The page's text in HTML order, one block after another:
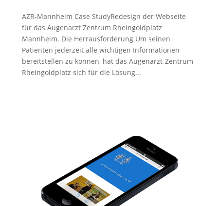
AZR-Mannheim Case StudyRedesign der Webseite
für das Augenarzt Zentrum Rheingoldplatz
Mannheim. Die Herrausforderung Um seinen
Patienten jederzeit alle wichtigen Informationen
bereitstellen zu können, hat das Augenarzt-Zentrum
Rheingoldplatz sich für die Lösung...